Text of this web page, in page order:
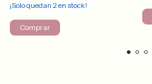
¡Solo quedan 2en stock!
Comprar